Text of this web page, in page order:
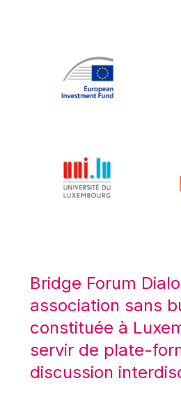
Klaus-Heiner Lehne
Koen LENAERTS
Lars Heikensten
Lucas Papademos
Máire Geoghegan-
Mario Centeno
Mario Monti
Maroš ŠEFČOVIČ
Martin Bailey
Martine Reicherts
Bridge Forum
association sans
constituée à
servir de plate-
discussion